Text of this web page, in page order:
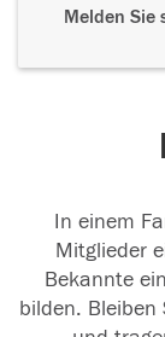
Melden Sie
In einem
Mitglieder
Bekannte
bilden.